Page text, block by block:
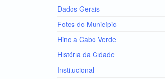
Dados Gerais
Fotos do Município
Hino a Cabo Verde
História da Cidade
Institucional